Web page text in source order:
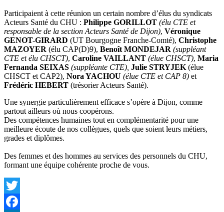
Participaient à cette réunion un certain nombre d’élus du syndicats
Acteurs Santé du CHU : Philippe GORILLOT (élu CTE et
responsable de la section Acteurs Santé de Dijon), Véronique
GENOT-GIRARD (UT Bourgogne Franche-Comté), Christophe
MAZOYER (élu CAP(D)9), Benoît MONDEJAR (suppléant
CTE et élu CHSCT), Caroline VAILLANT (élue CHSCT), Maria
Fernanda SEIXAS (suppléante CTE), Julie STRYJEK (élue
CHSCT et CAP2), Nora YACHOU (élue CTE et CAP 8) et
Frédéric HEBERT (trésorier Acteurs Santé).
Une synergie particulièrement efficace s’opère à Dijon, comme
partout ailleurs où nous coopérons.
Des compétences humaines tout en complémentarité pour une
meilleure écoute de nos collègues, quels que soient leurs métiers,
grades et diplômes.
Des femmes et des hommes au services des personnels du CHU,
formant une équipe cohérente proche de vous.
Twitter